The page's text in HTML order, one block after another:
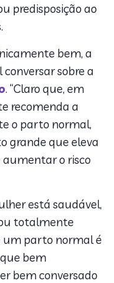
predisposição ao
bem, a
sobre a
. “Claro que, em
recomenda a
o parto normal,
grande que eleva
o risco
está saudável,
totalmente
um parto normal é
bem
bem conversado